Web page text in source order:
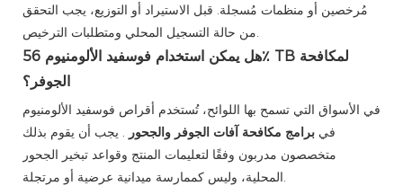
مُرخصين أو منظمات مُسجلة. قبل الاستيراد أو التوزيع، يجب التحقق
من حالة التسجيل المحلي ومتطلبات الترخيص.
هل يمكن استخدام فوسفيد الألومنيوم 56٪ TB لمكافحة
الجوفر؟
في الأسواق التي تسمح بها اللوائح، تُستخدم أقراص فوسفيد الألومنيوم
في برامج مكافحة آفات الجوفر والجحور . يجب أن يقوم بذلك
متخصصون مدربون وفقًا لتعليمات المنتج وقواعد تبخير الجحور
المحلية، وليس كممارسة ميدانية عرضية أو مرتجلة.